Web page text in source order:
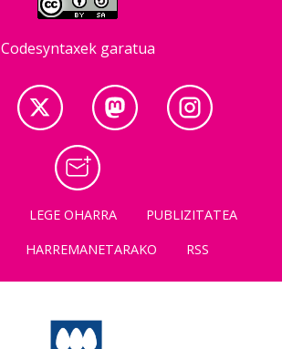
Codesyntaxek garatua
LEGE OHARRA
PUBLIZITATEA
HARREMANETARAKO RSS